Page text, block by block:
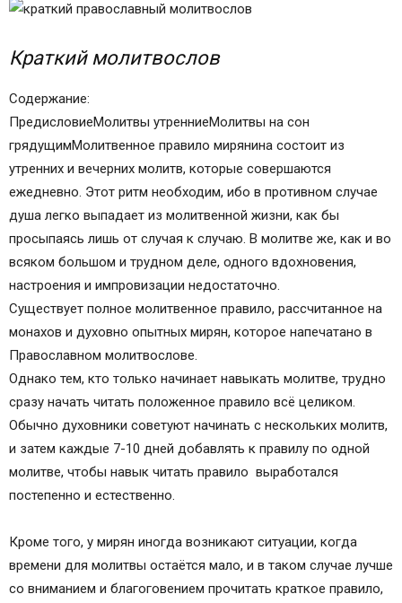
Молитвы на сон грядущим
^ УТРЕННИЕ МОЛИТВЫ
^ КАНОН КО СВЯТОМУ ПРИЧАЩЕНИЮ
БОЖЕСТВЕННОГО И ЖИВОТВОРЯЩЕГО
^ ПОСЛЕДОВАНИЕ К СВЯТОМУ ПРИЧАЩЕНИЮ
БОЖЕСТВЕННАГО И ЖИВОТВОРЯЩАГО
ПРЕЧИСТАГО ТЕЛА ХРИСТОВА И КРОВИ ЕГО.
^ МОЛИТВЫ ПОСЛЕ СВЯТОГО ПРИЧАЩЕНИЯ
Краткий молитвослов
Содержание:
ПредисловиеМолитвы утренниеМолитвы на сон
грядущимМолитвенное правило мирянина состоит из
утренних и вечерних молитв, которые совершаются
ежедневно. Этот ритм необходим, ибо в противном случае
душа легко выпадает из молитвенной жизни, как бы
просыпаясь лишь от случая к случаю. В молитве же, как и во
всяком большом и трудном деле, одного вдохновения,
настроения и импровизации недостаточно.
Существует полное молитвенное правило, рассчитанное на
монахов и духовно опытных мирян, которое напечатано в
Православном молитвослове.
Однако тем, кто только начинает навыкать молитве, трудно
сразу начать читать положенное правило всё целиком.
Обычно духовники советуют начинать с нескольких молитв,
и затем каждые 7-10 дней добавлять к правилу по одной
молитве, чтобы навык читать правило выработался
постепенно и естественно.
Кроме того, у мирян иногда возникают ситуации, когда
времени для молитвы остаётся мало, и в таком случае лучше
со вниманием и благоговением прочитать краткое правило,